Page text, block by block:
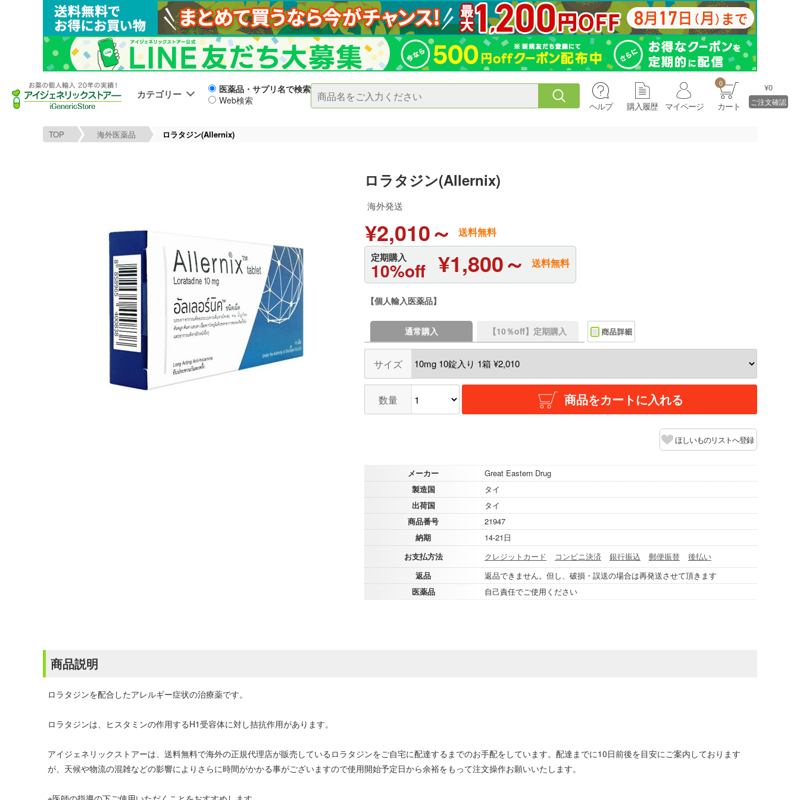
カテゴリー
医薬品・サプリ名で検索
Web検索
ヘルプ 購入履歴 マイページ
0
カート
¥0
ご注文確認
TOP 海外医薬品 ロラタジン(Allernix)
ロラタジン(Allernix)
海外発送
¥2,010～ 送料無料
定期購入
10%off ¥1,800～ 送料無料
【個人輸入医薬品】
通常購入 【10％off】定期購入
サイズ
数量 商品をカートに入れる
ほしいものリストへ登録
メーカー
Great Eastern Drug
製造国
タイ
出荷国
タイ
商品番号
21947
納期
14-21日
お支払方法
クレジットカード コンビニ決済 銀行振込 郵便振替
後払い
返品
返品できません。但し、破損・誤送の場合は再発送させて頂きます
医薬品
自己責任でご使用ください
商品説明
ロラタジンを配合したアレルギー症状の治療薬です。
ロラタジンは、ヒスタミンの作用するH1受容体に対し拮抗作用があります。
アイジェネリックストアーは、送料無料で海外の正規代理店が販売しているロラタジンをご自宅に配達するまでのお手配をしています。配達までに10日前後を目安にご案内しております
が、天候や物流の混雑などの影響によりさらに時間がかかる事がございますので使用開始予定日から余裕をもって注文操作お願いいたします。